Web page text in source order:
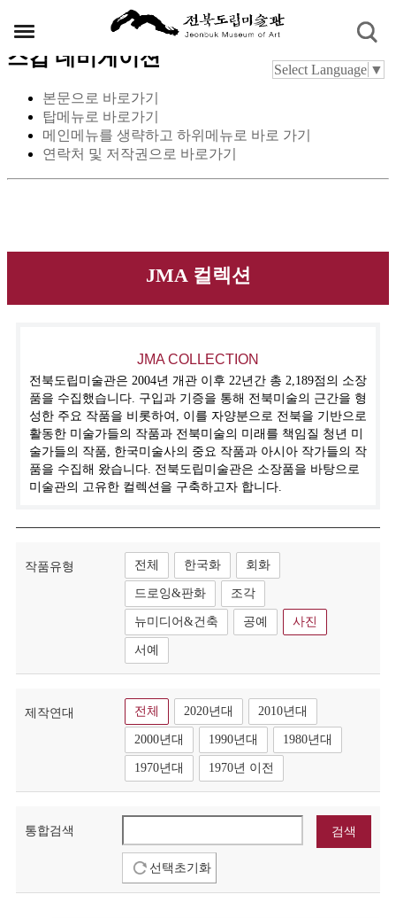
스킵 네비게이션
본문으로 바로가기
탑메뉴로 바로가기
메인메뉴를 생략하고 하위메뉴로 바로 가기
연락처 및 저작권으로 바로가기
Select Language ▼
JMA 컬렉션
JMA COLLECTION
전북도립미술관은 2004년 개관 이후 22년간 총 2,189점의 소장
품을 수집했습니다. 구입과 기증을 통해 전북미술의 근간을 형
성한 주요 작품을 비롯하여, 이를 자양분으로 전북을 기반으로
활동한 미술가들의 작품과 전북미술의 미래를 책임질 청년 미
술가들의 작품, 한국미술사의 중요 작품과 아시아 작가들의 작
품을 수집해 왔습니다. 전북도립미술관은 소장품을 바탕으로
미술관의 고유한 컬렉션을 구축하고자 합니다.
작품유형 전체 한국화 회화
드로잉&판화 조각
뉴미디어&건축 공예 사진
서예
제작연대 전체 2020년대 2010년대
2000년대 1990년대 1980년대
1970년대 1970년 이전
통합검색
선택초기화